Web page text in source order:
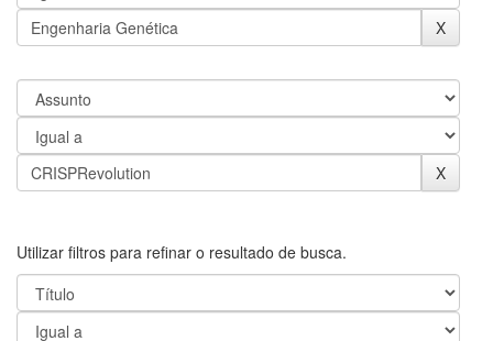
Utilizar filtros para refinar o resultado de busca.